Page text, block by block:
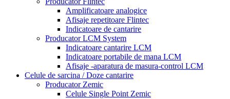
Amplificatoare analogice
Afisaje repetitoare Flintec
Indicatoare de cantarire
Producator LCM System
Indicatoare cantarire LCM
Indicatoare portabile de mana LCM
Afisaje -aparatura de masura-control LCM
Celule de sarcina / Doze cantarire
Producator Zemic
Celule Single Point Zemic